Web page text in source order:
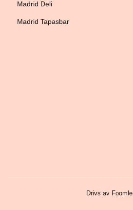
Madrid Deli
Madrid Tapasbar
Drivs av Foomle